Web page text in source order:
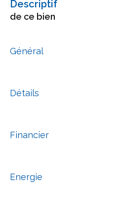
descriptif
de ce bien
Général
Détails
Financier
Energie